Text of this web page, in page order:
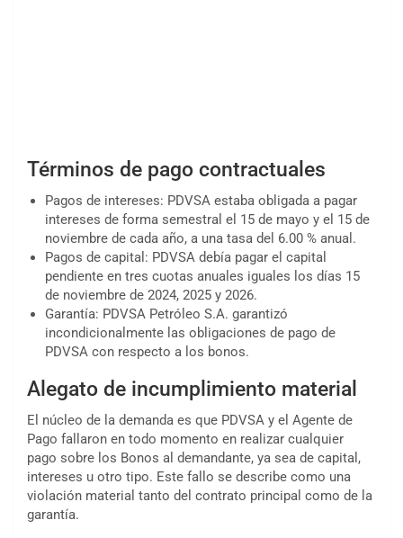
Términos de pago contractuales
Pagos de intereses: PDVSA estaba obligada a pagar
intereses de forma semestral el 15 de mayo y el 15 de
noviembre de cada año, a una tasa del 6.00 % anual.
Pagos de capital: PDVSA debía pagar el capital
pendiente en tres cuotas anuales iguales los días 15
de noviembre de 2024, 2025 y 2026.
Garantía: PDVSA Petróleo S.A. garantizó
incondicionalmente las obligaciones de pago de
PDVSA con respecto a los bonos.
Alegato de incumplimiento material
El núcleo de la demanda es que PDVSA y el Agente de
Pago fallaron en todo momento en realizar cualquier
pago sobre los Bonos al demandante, ya sea de capital,
intereses u otro tipo. Este fallo se describe como una
violación material tanto del contrato principal como de la
garantía.